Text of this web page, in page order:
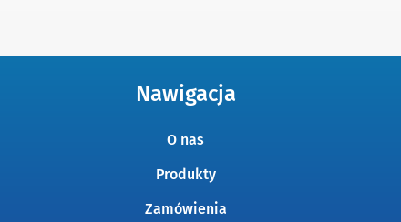
Nawigacja
O nas
Produkty
Zamówienia